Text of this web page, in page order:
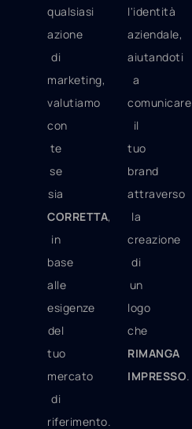
qualsiasi
azione
di
marketing,
valutiamo
con
te
se
sia
CORRETTA,
in
base
alle
esigenze
del
tuo
mercato
di
riferimento.
l'identità
aziendale,
aiutandoti
a
comunicare
il
tuo
brand
attraverso
la
creazione
di
un
logo
che
RIMANGA
IMPRESSO.